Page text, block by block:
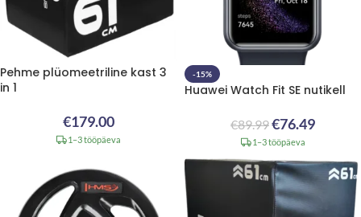
Pehme plüomeetriline kast 3
in 1
€179.00
1–3 tööpäeva
-15%
Huawei Watch Fit SE nutikell
€89.99€76.49
1–3 tööpäeva